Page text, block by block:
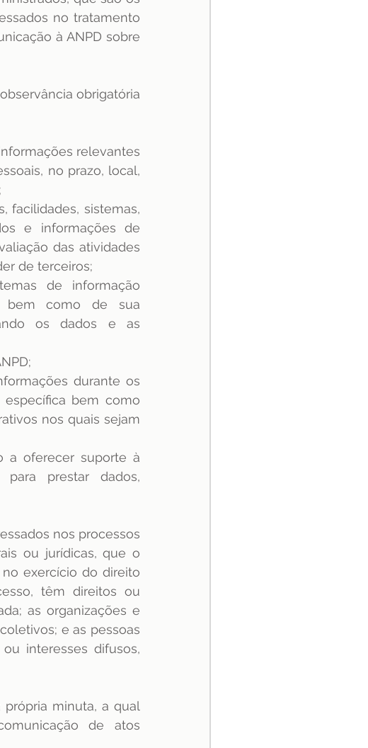
no tratamento
à ANPD sobre
obrigatória
relevantes
no prazo, local,
facilidades, sistemas,
e informações de
das atividades
de terceiros;
de informação
bem como de sua
os dados e as
durante os
bem como
nos quais sejam
a oferecer suporte à
prestar dados,
nos processos
ou jurídicas, que o
exercício do direito
têm direitos ou
as organizações e
e as pessoas
interesses difusos,
minuta, a qual
de atos